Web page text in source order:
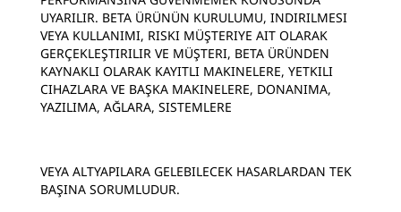
UYARILIR. BETA ÜRÜNÜN KURULUMU, INDIRILMESI
VEYA KULLANIMI, RISKI MÜŞTERIYE AIT OLARAK
GERÇEKLEŞTIRILIR VE MÜŞTERI, BETA ÜRÜNDEN
KAYNAKLI OLARAK KAYITLI MAKINELERE, YETKILI
CIHAZLARA VE BAŞKA MAKINELERE, DONANIMA,
YAZILIMA, AĞLARA, SISTEMLERE
VEYA ALTYAPILARA GELEBILECEK HASARLARDAN TEK
BAŞINA SORUMLUDUR.